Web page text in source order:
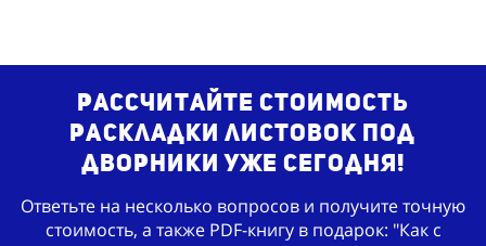
Рассчитайте стоимость
раскладки листовок под
дворники уже сегодня!
Ответьте на несколько вопросов и получите точную
стоимость, а также PDF-книгу в подарок: "Как с